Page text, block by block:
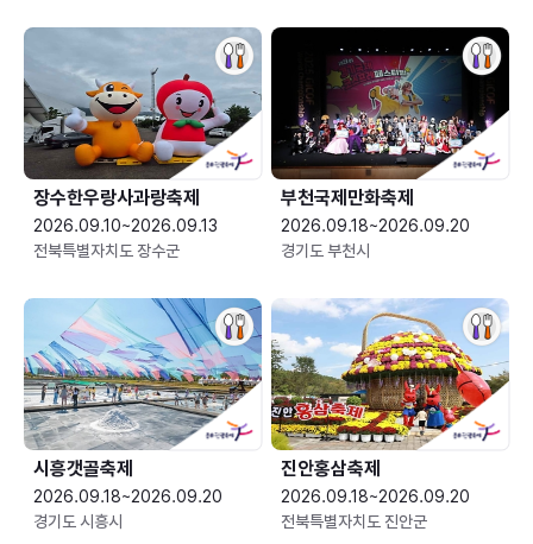
장수한우랑사과랑축제
2026.09.10~2026.09.13
전북특별자치도 장수군
부천국제만화축제
2026.09.18~2026.09.20
경기도 부천시
시흥갯골축제
2026.09.18~2026.09.20
경기도 시흥시
진안홍삼축제
2026.09.18~2026.09.20
전북특별자치도 진안군